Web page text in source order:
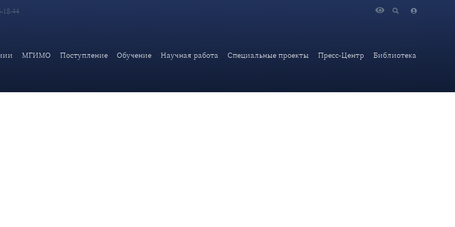
18-44
МГИМО Поступление Обучение Научная работа Специальные проекты Пресс-Центр Библиотека
на тему: «Дипломатия